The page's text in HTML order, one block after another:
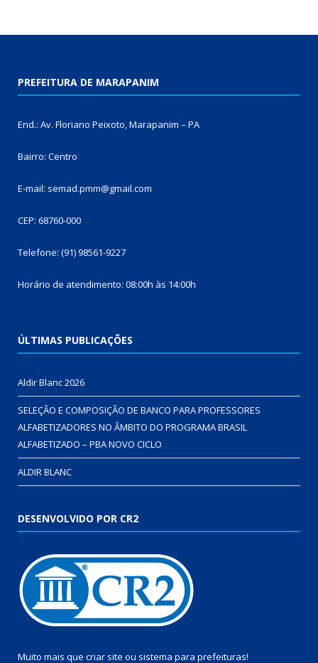
PREFEITURA DE MARAPANIM
End.: Av. Floriano Peixoto, Marapanim – PA
Bairro: Centro
E-mail: semad.pmm@gmail.com
CEP: 68760-000
Telefone: (91) 98561-9227
Horário de atendimento: 08:00h às 14:00h
ÚLTIMAS PUBLICAÇÕES
Aldir Blanc 2026
SELEÇÃO E COMPOSIÇÃO DE BANCO PARA PROFESSORES
ALFABETIZADORES NO ÂMBITO DO PROGRAMA BRASIL
ALFABETIZADO – PBA NOVO CICLO
ALDIR BLANC
DESENVOLVIDO POR CR2
Muito mais que criar site ou sistema para prefeituras!